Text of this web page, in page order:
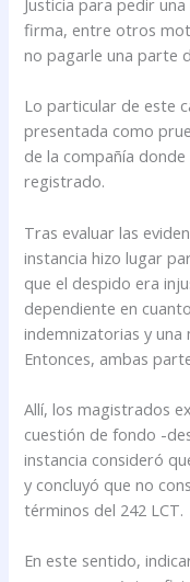
firma, entre otros
no pagarle una parte
Lo particular de este
presentada como
de la compañía
registrado.
Tras evaluar las
instancia hizo lugar
que el despido era
dependiente en
indemnizatorias y
Entonces, ambas
Allí, los magistrados
cuestión de fondo -
instancia consideró
y concluyó que no
términos del 242 LCT.
En este sentido,